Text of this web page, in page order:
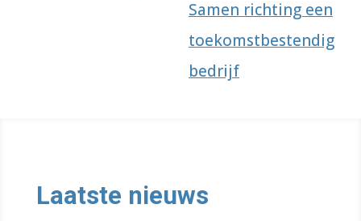
Samen richting een
toekomstbestendig
bedrijf
Laatste nieuws